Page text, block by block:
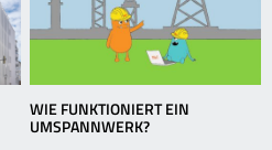
WIE FUNKTIONIERT EIN
UMSPANNWERK?